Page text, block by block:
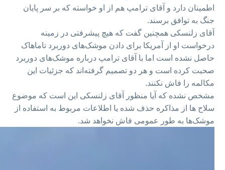
اطمینان دارد و آقای ترامپ هم از او خواسته که بر سر پایان
جنگ به توافق برسند.
آقای زلنسکی همچنین گفت که هیچ پیشرفتی در زمینه
درخواست او از آمریکا برای دادن موشک‌های دوربرد تاماهاک
حاصل نشده است اما با آقای ترامپ درباره موشک‌های دوربرد
صحبت کرده است و هر دو تصمیم گرفته‌اند که جزئیات این
مکالمه را فاش نکنند.
مشخص نشده که آیا منظور آقای زلنسکی این است که موضوع
سلاح ها از مذاکره حذف شده یا اطلاعات مربوط به استفاده از
موشک‌ها به طور عمومی فاش نخواهد شد.